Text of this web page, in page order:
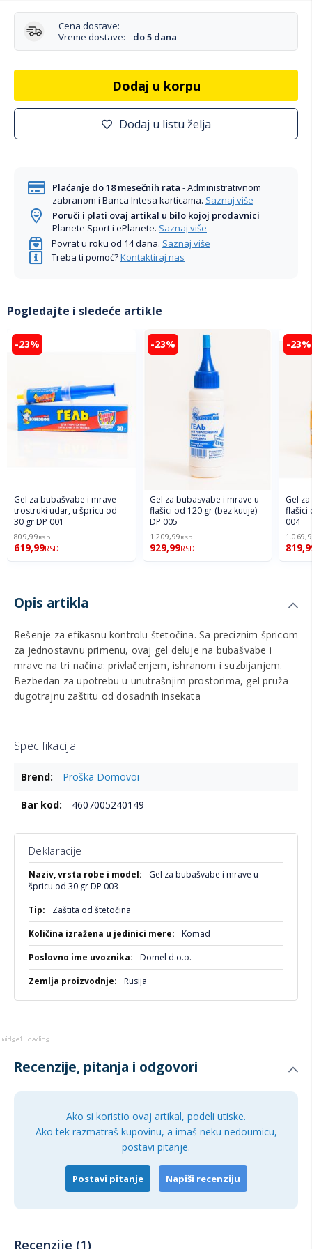
Cena dostave:
Vreme dostave:
do 5 dana
Dodaj u korpu
Dodaj u listu želja
Plaćanje do 18 mesečnih rata - Administrativnom
zabranom i Banca Intesa karticama. Saznaj više
Poruči i plati ovaj artikal u bilo kojoj prodavnici
Planete Sport i ePlanete. Saznaj više
Povrat u roku od 14 dana. Saznaj više
Treba ti pomoć?Kontaktiraj nas
Pogledajte i sledeće artikle
-23%
Gel za bubašvabe i mrave
trostruki udar, u špricu od
30 gr DP 001
809,99RSD
619,99RSD
-23%
Gel za bubasvabe i mrave u
flašici od 120 gr (bez kutije)
DP 005
1.209,99RSD
929,99RSD
-23%
Gel
flašici
004
Opis artikla
Rešenje za efikasnu kontrolu štetočina. Sa preciznim špricom
za jednostavnu primenu, ovaj gel deluje na bubašvabe i
mrave na tri načina: privlačenjem, ishranom i suzbijanjem.
Bezbedan za upotrebu u unutrašnjim prostorima, gel pruža
dugotrajnu zaštitu od dosadnih insekata
Specifikacija
informacijaProška Domovoi
4607005240149
Deklaracije
Više
informacija
Gel za bubašvabe i mrave u
špricu od 30 gr DP 003
Zaštita od štetočina
Komad
Domel d.o.o.
Rusija
Recenzije, pitanja i odgovori
Ako si koristio ovaj artikal, podeli utiske.
Ako tek razmatraš kupovinu, a imaš neku nedoumicu,
postavi pitanje.
Postavi pitanje Napiši recenziju
Recenzije (1)